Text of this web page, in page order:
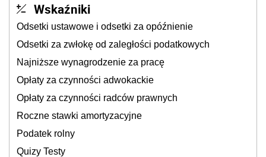
Wskaźniki
Odsetki ustawowe i odsetki za opóźnienie
Odsetki za zwłokę od zaległości podatkowych
Najniższe wynagrodzenie za pracę
Opłaty za czynności adwokackie
Opłaty za czynności radców prawnych
Roczne stawki amortyzacyjne
Podatek rolny
Quizy Testy